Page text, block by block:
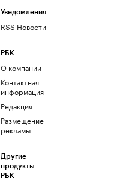
Уведомления
RSS Новости
РБК
О компании
Контактная
информация
Редакция
Размещение
рекламы
Другие
продукты
РБК